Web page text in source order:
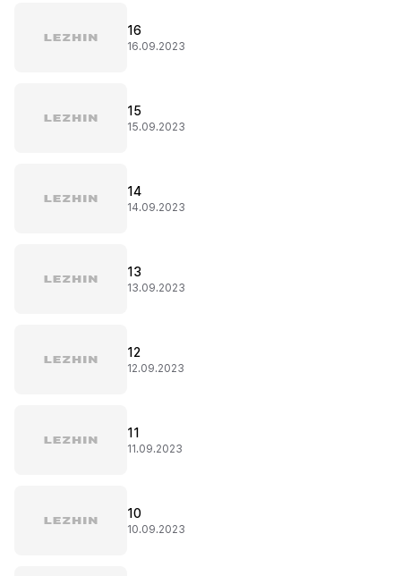
16
16.09.2023
15
15.09.2023
14
14.09.2023
13
13.09.2023
12
12.09.2023
11
11.09.2023
10
10.09.2023